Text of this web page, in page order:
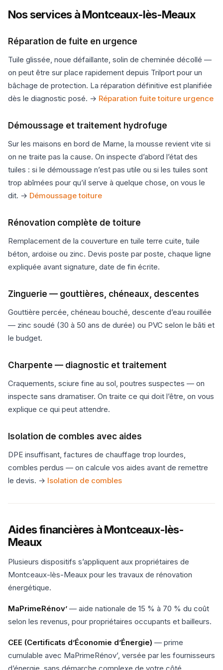
Nos services à Montceaux-lès-Meaux
Réparation de fuite en urgence
Tuile glissée, noue défaillante, solin de cheminée décollé —
on peut être sur place rapidement depuis Trilport pour un
bâchage de protection. La réparation définitive est planifiée
dès le diagnostic posé. → Réparation fuite toiture urgence
Démoussage et traitement hydrofuge
Sur les maisons en bord de Marne, la mousse revient vite si
on ne traite pas la cause. On inspecte d’abord l’état des
tuiles : si le démoussage n’est pas utile ou si les tuiles sont
trop abîmées pour qu’il serve à quelque chose, on vous le
dit. → Démoussage toiture
Rénovation complète de toiture
Remplacement de la couverture en tuile terre cuite, tuile
béton, ardoise ou zinc. Devis poste par poste, chaque ligne
expliquée avant signature, date de fin écrite.
Zinguerie — gouttières, chéneaux, descentes
Gouttière percée, chéneau bouché, descente d’eau rouillée
— zinc soudé (30 à 50 ans de durée) ou PVC selon le bâti et
le budget.
Charpente — diagnostic et traitement
Craquements, sciure fine au sol, poutres suspectes — on
inspecte sans dramatiser. On traite ce qui doit l’être, on vous
explique ce qui peut attendre.
Isolation de combles avec aides
DPE insuffisant, factures de chauffage trop lourdes,
combles perdus — on calcule vos aides avant de remettre
le devis. → Isolation de combles
Aides financières à Montceaux-lès-
Meaux
Plusieurs dispositifs s’appliquent aux propriétaires de
Montceaux-lès-Meaux pour les travaux de rénovation
énergétique.
MaPrimeRénov’ — aide nationale de 15 % à 70 % du coût
selon les revenus, pour propriétaires occupants et bailleurs.
CEE (Certificats d’Économie d’Énergie) — prime
cumulable avec MaPrimeRénov’, versée par les fournisseurs